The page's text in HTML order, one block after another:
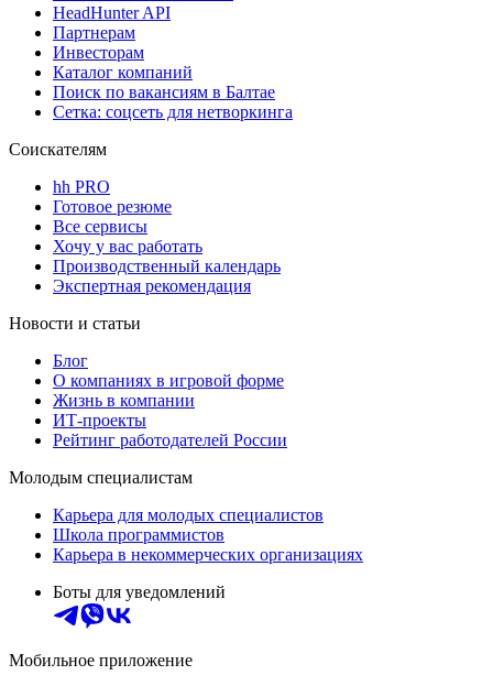
HeadHunter API
Партнерам
Инвесторам
Каталог компаний
Поиск по вакансиям в Балтае
Сетка: соцсеть для нетворкинга
Соискателям
hh PRO
Готовое резюме
Все сервисы
Хочу у вас работать
Производственный календарь
Экспертная рекомендация
Новости и статьи
Блог
О компаниях в игровой форме
Жизнь в компании
ИТ-проекты
Рейтинг работодателей России
Молодым специалистам
Карьера для молодых специалистов
Школа программистов
Карьера в некоммерческих организациях
Боты для уведомлений
Мобильное приложение